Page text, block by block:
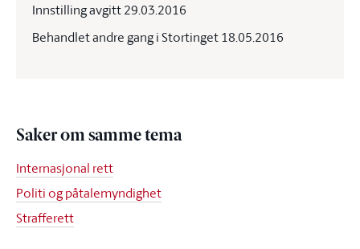
Innstilling avgitt 29.03.2016
Behandlet andre gang i Stortinget 18.05.2016
Saker om samme tema
Internasjonal rett
Politi og påtalemyndighet
Strafferett